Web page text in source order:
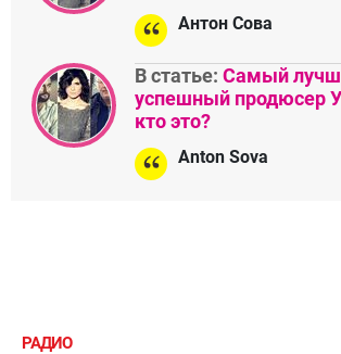
Антон Сова
В статье: Самый
успешный продюсер
кто это?
Anton Sova
РАДИО